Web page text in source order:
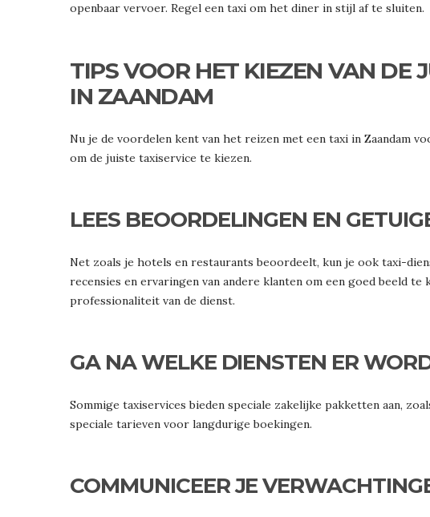
openbaar vervoer. Regel een taxi om het diner in stijl af te sluiten.
TIPS VOOR HET KIEZEN VAN DE
IN ZAANDAM
Nu je de voordelen kent van het reizen met een taxi in Zaandam
om de juiste taxiservice te kiezen.
LEES BEOORDELINGEN EN
Net zoals je hotels en restaurants beoordeelt, kun je ook taxi-
recensies en ervaringen van andere klanten om een goed beeld
professionaliteit van de dienst.
GA NA WELKE DIENSTEN ER
Sommige taxiservices bieden speciale zakelijke pakketten aan,
speciale tarieven voor langdurige boekingen.
COMMUNICEER JE